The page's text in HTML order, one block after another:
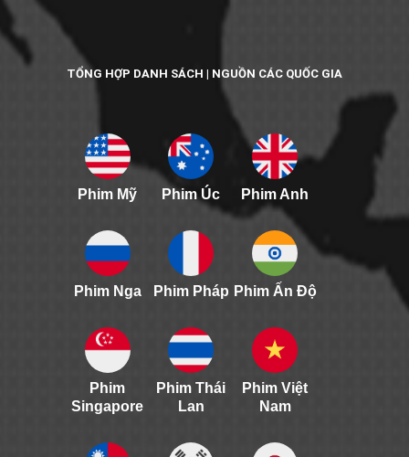
TỔNG HỢP DANH SÁCH | NGUỒN CÁC QUỐC GIA
Phim Mỹ Phim Úc Phim Anh
Phim Nga Phim Pháp Phim Ấn Độ
Phim
Singapore
Phim Thái
Lan
Phim Việt
Nam